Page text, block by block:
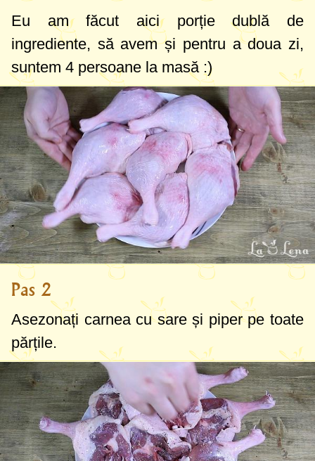
Eu am făcut aici porție dublă de
ingrediente, să avem și pentru a doua zi,
suntem 4 persoane la masă :)
Pas 2
Asezonați carnea cu sare și piper pe toate
părțile.